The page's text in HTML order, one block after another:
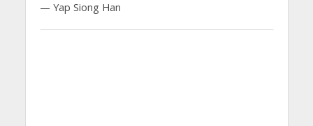
— Yap Siong Han